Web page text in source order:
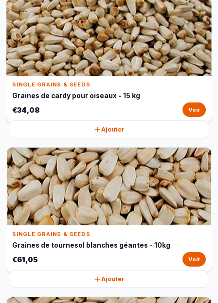
SINGLE GRAINS & SEEDS
Graines de cardy pour oiseaux - 15 kg
€34,08 Voir
Ajouter
SINGLE GRAINS & SEEDS
Graines de tournesol blanches géantes - 10kg
€61,05 Voir
Ajouter